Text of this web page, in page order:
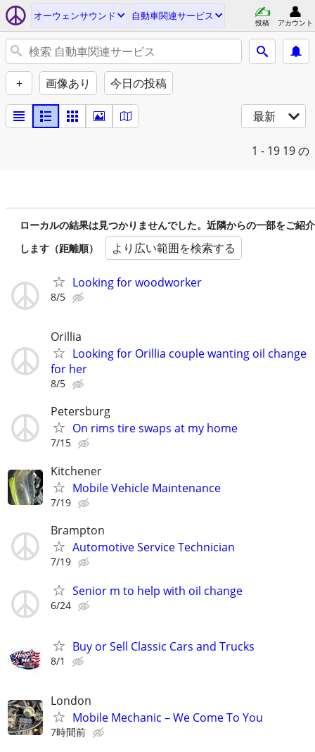
オーウェンサウンド 自動車関連サービス
投稿 アカウント
+ 画像あり 今日の投稿
最新
1 - 19 19 の
ローカルの結果は見つかりませんでした。近隣からの一部をご紹介
します（距離順）
より広い範囲を検索する
Looking for woodworker
8/5
Orillia
Looking for Orillia couple wanting oil change
for her
8/5
Petersburg
On rims tire swaps at my home
7/15
Kitchener
Mobile Vehicle Maintenance
7/19
Brampton
Automotive Service Technician
7/19
Senior m to help with oil change
6/24
Buy or Sell Classic Cars and Trucks
8/1
London
Mobile Mechanic – We Come To You
7時間前